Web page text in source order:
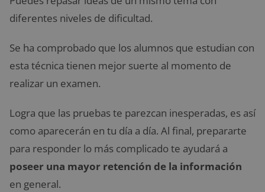
diferentes niveles de dificultad.
Se ha comprobado que los alumnos que estudian con
esta técnica tienen mejor suerte al momento de
realizar un examen.
Logra que las pruebas te parezcan inesperadas, es así
como aparecerán en tu día a día. Al final, prepararte
para responder lo más complicado te ayudará a
poseer una mayor retención de la información
en general.